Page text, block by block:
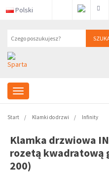
Polski
Start Klamki do drzwi Infinity
Klamka drzwiowa
rozetą kwadratową
200)